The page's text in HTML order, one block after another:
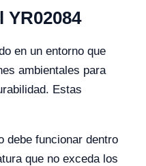
YR02084
en un entorno que
ambientales para
Estas
debe funcionar dentro
que no exceda los